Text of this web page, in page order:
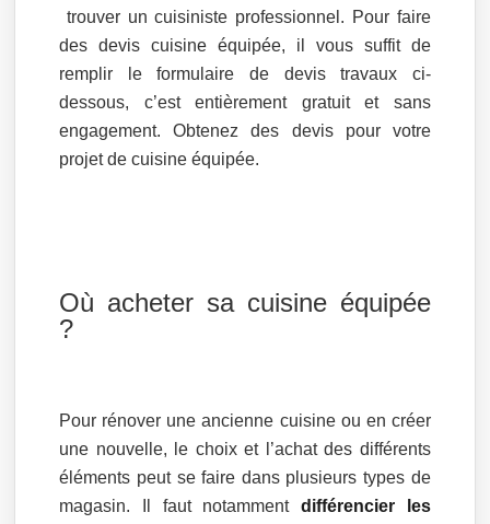
trouver un cuisiniste professionnel. Pour faire
des devis cuisine équipée, il vous suffit de
remplir le formulaire de devis travaux ci-
dessous, c’est entièrement gratuit et sans
engagement. Obtenez des devis pour votre
projet de cuisine équipée.
Où acheter sa cuisine équipée
?
Pour rénover une ancienne cuisine ou en créer
une nouvelle, le choix et l’achat des différents
éléments peut se faire dans plusieurs types de
magasin. Il faut notamment différencier les